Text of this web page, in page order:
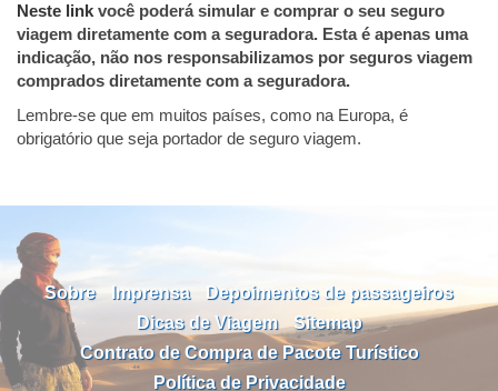
Neste link você poderá simular e comprar o seu seguro
viagem diretamente com a seguradora. Esta é apenas uma
indicação, não nos responsabilizamos por seguros viagem
comprados diretamente com a seguradora.
Lembre-se que em muitos países, como na Europa, é
obrigatório que seja portador de seguro viagem.
Sobre Imprensa
Depoimentos de passageiros
Dicas de Viagem
Sitemap
Contrato de Compra de Pacote Turístico
Política de Privacidade